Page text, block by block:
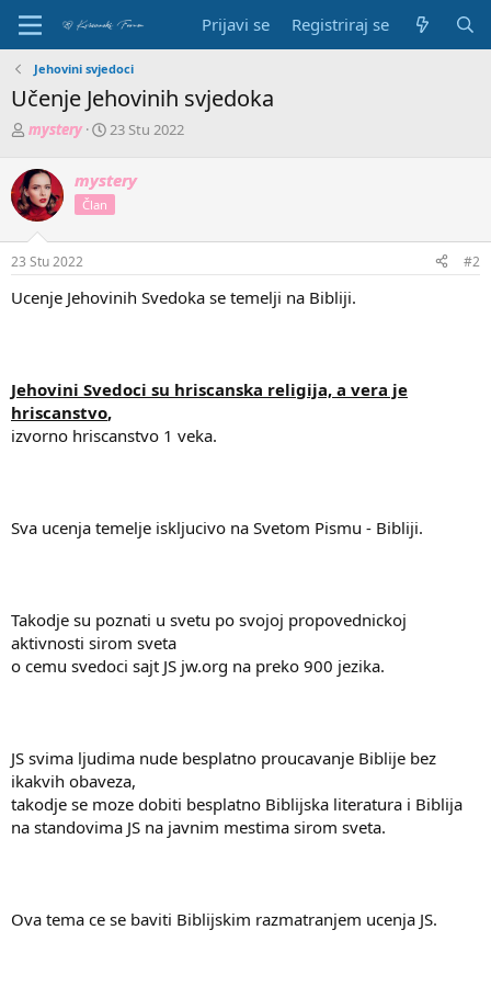
Prijavi se Registriraj se
Jehovini svjedoci
Učenje Jehovinih svjedoka
P
k
r
e
t
a
č
e
mystery
D
u
o
t
23 Stu 2022
mystery
Član
23 Stu 2022 #2
Ucenje Jehovinih Svedoka se temelji na Bibliji.
Jehovini Svedoci su hriscanska religija, a vera je
hriscanstvo,
izvorno hriscanstvo 1 veka.
Sva ucenja temelje iskljucivo na Svetom Pismu - Bibliji.
Takodje su poznati u svetu po svojoj propovednickoj
aktivnosti sirom sveta
o cemu svedoci sajt JS jw.org na preko 900 jezika.
JS svima ljudima nude besplatno proucavanje Biblije bez
ikakvih obaveza,
takodje se moze dobiti besplatno Biblijska literatura i Biblija
na standovima JS na javnim mestima sirom sveta.
Ova tema ce se baviti Biblijskim razmatranjem ucenja JS.